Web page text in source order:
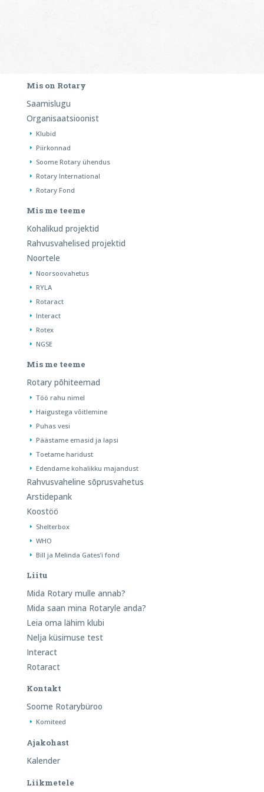
Mis on Rotary
Saamislugu
Organisaatsioonist
Klubid
Piirkonnad
Soome Rotary ühendus
Rotary International
Rotary Fond
Mis me teeme
Kohalikud projektid
Rahvusvahelised projektid
Noortele
Noorsoovahetus
RYLA
Rotaract
Interact
Rotex
NGSE
Mis me teeme
Rotary põhiteemad
Töö rahu nimel
Haigustega võitlemine
Puhas vesi
Päästame emasid ja lapsi
Toetame haridust
Edendame kohalikku majandust
Rahvusvaheline sõprusvahetus
Arstidepank
Koostöö
Shelterbox
WHO
Bill ja Melinda Gates’i fond
Liitu
Mida Rotary mulle annab?
Mida saan mina Rotaryle anda?
Leia oma lähim klubi
Nelja küsimuse test
Interact
Rotaract
Kontakt
Soome Rotarybüroo
Komiteed
Ajakohast
Kalender
Liikmetele